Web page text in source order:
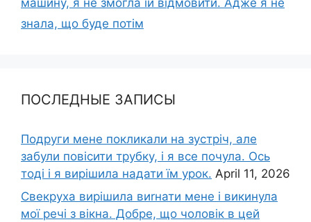
знала, що буде потім
ПОСЛЕДНЫЕ ЗАПИСЫ
Подруги мене покликали на зустріч, але
забули повісити трубку, і я все почула. Ось
тоді і я вирішила надати їм урок. April 11, 2026
Свекруха вирішила виrнати мене і викинула
мої речі з вікна. Добре, що чоловік в цей